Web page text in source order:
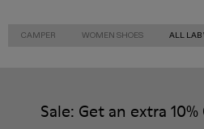
CAMPER WOMEN SHOES ALL LAB
Sale: Get an extra